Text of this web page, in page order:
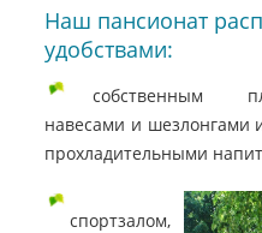
Наш пансионат
удобствами:
собственным
навесами и
прохладительными
спортзалом,